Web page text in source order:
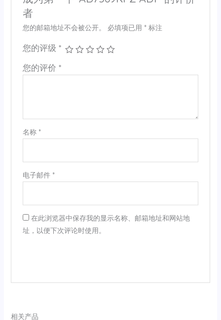
者
您的邮箱地址不会被公开。 必填项已用 *标注
您的评级 *
您的评价 *
名称 *
电子邮件 *
在此浏览器中保存我的显示名称、邮箱地址和网站地
址，以便下次评论时使用。
相关产品